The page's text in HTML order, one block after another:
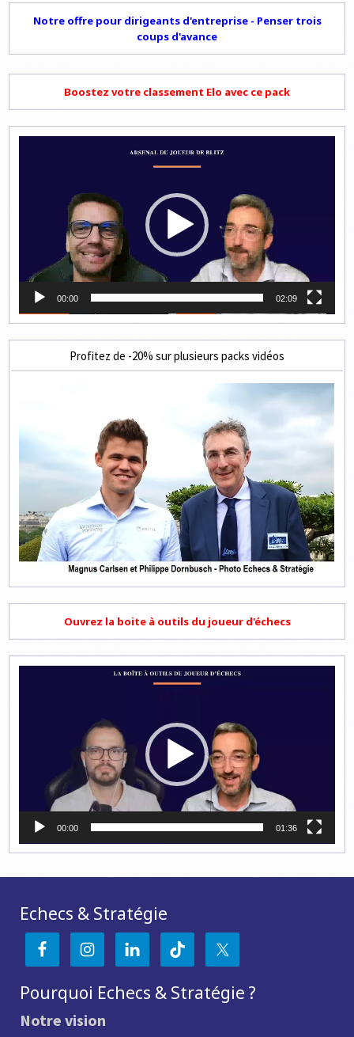
Notre offre pour dirigeants d'entreprise - Penser trois
coups d'avance
Boostez votre classement Elo avec ce pack
00:00 02:09
Profitez de -20% sur plusieurs packs vidéos
Ouvrez la boite à outils du joueur d'échecs
00:00 01:36
Echecs & Stratégie
Pourquoi Echecs & Stratégie ?
Notre vision